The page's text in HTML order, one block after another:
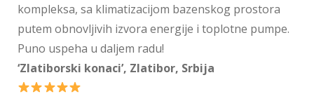
kompleksa, sa klimatizacijom bazenskog prostora
putem obnovljivih izvora energije i toplotne pumpe.
Puno uspeha u daljem radu!
‘Zlatiborski konaci’, Zlatibor, Srbija